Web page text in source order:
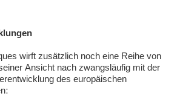
wirft zusätzlich noch eine Reihe von
Ansicht nach zwangsläufig mit der
des europäischen